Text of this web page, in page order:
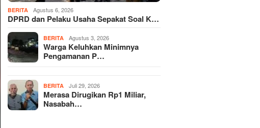
BERITA Agustus 6, 2026
DPRD dan Pelaku Usaha Sepakat Soal K…
BERITA Agustus 3, 2026
Warga Keluhkan Minimnya
Pengamanan P…
BERITA Juli 29, 2026
Merasa Dirugikan Rp1 Miliar,
Nasabah…